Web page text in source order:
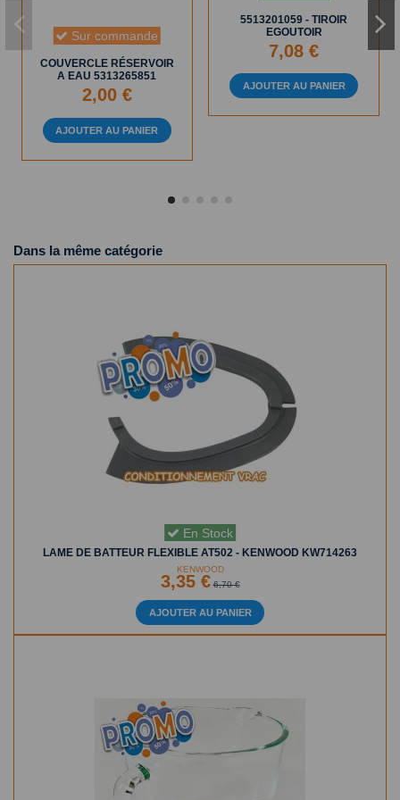
Sur commande
COUVERCLE RÉSERVOIR
A EAU 5313265851
2,00 €
AJOUTER AU PANIER
5513201059 - TIROIR
EGOUTOIR
7,08 €
AJOUTER AU PANIER
Dans la même catégorie
En Stock
LAME DE BATTEUR FLEXIBLE AT502 - KENWOOD KW714263
KENWOOD
3,35 € 6,70 €
AJOUTER AU PANIER